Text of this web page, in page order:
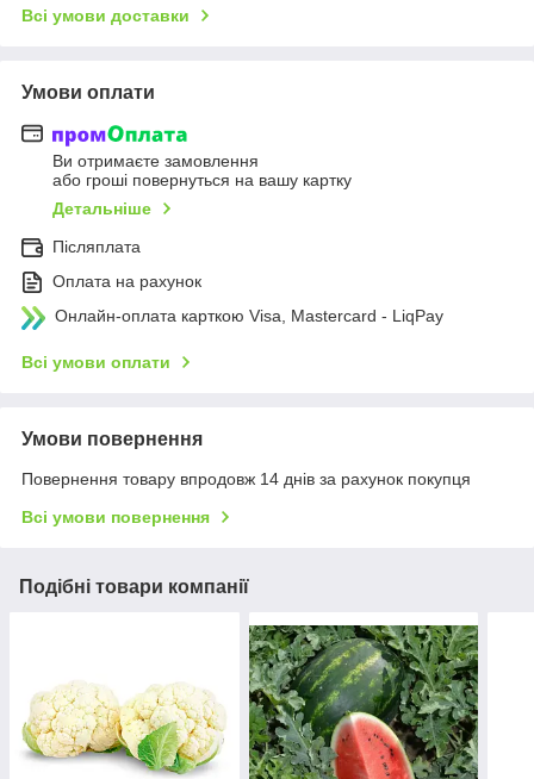
Всі умови доставки
Умови оплати
Ви отримаєте замовлення
або гроші повернуться на вашу картку
Детальніше
Післяплата
Оплата на рахунок
Онлайн-оплата карткою Visa, Mastercard - LiqPay
Всі умови оплати
Умови повернення
Повернення товару впродовж 14 днів за рахунок покупця
Всі умови повернення
Подібні товари компанії